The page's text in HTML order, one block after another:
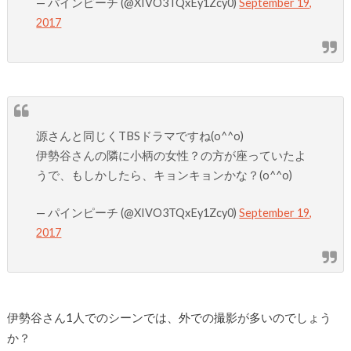
2017
源さんと同じくTBSドラマですね(o^^o)
伊勢谷さんの隣に小柄の女性？の方が座っていたよ
うで、もしかしたら、キョンキョンかな？(o^^o)
— パインピーチ (@XIVO3TQxEy1Zcy0)September 19,
2017
伊勢谷さん1人でのシーンでは、外での撮影が多いのでしょう
か？